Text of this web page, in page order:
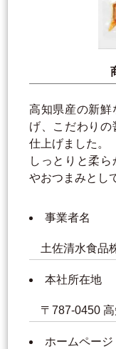
高知県産の新鮮
げ、こだわりの
仕上げました。
しっとりと柔
やおつまみとし
事業者名
土佐清水食品
本社所在地
〒787-0450
ホームページ